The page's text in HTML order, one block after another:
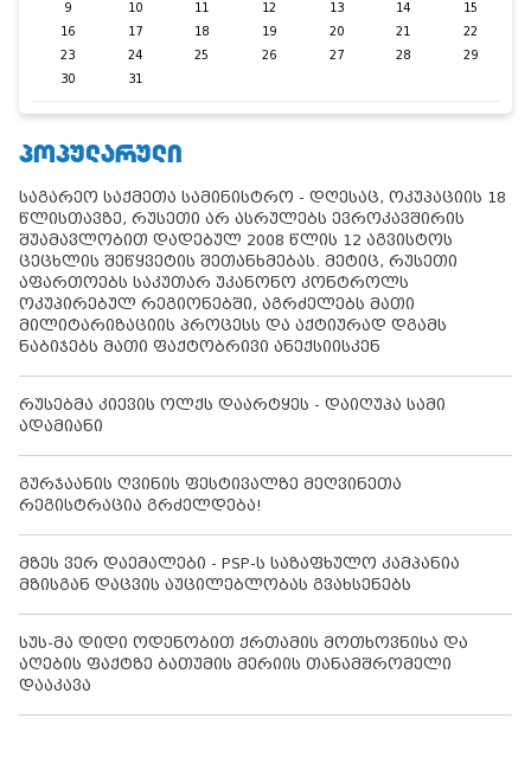
9
10 11 12 13 14
15
16
17 18 19 20 21
22
23
24 25 26 27 28
29
30
31
ᲞᲝᲞᲣᲚᲐᲠᲣᲚᲘ
საგარეო საქმეთა სამინისტრო - დღესაც, ოკუპაციის 18
წლისთავზე, რუსეთი არ ასრულებს ევროკავშირის
შუამავლობით დადებულ 2008 წლის 12 აგვისტოს
ცეცხლის შეწყვეტის შეთანხმებას. მეტიც, რუსეთი
აფართოებს საკუთარ უკანონო კონტროლს
ოკუპირებულ რეგიონებში, აგრძელებს მათი
მილიტარიზაციის პროცესს და აქტიურად დგამს
ნაბიჯებს მათი ფაქტობრივი ანექსიისკენ
რუსებმა კიევის ოლქს დაარტყეს - დაიღუპა სამი
ადამიანი
გურჯაანის ღვინის ფესტივალზე მეღვინეთა
რეგისტრაცია გრძელდება!
მზეს ვერ დაემალები - PSP-ს საზაფხულო კამპანია
მზისგან დაცვის აუცილებლობას გვახსენებს
სუს-მა დიდი ოდენობით ქრთამის მოთხოვნისა და
აღების ფაქტზე ბათუმის მერიის თანამშრომელი
დააკავა